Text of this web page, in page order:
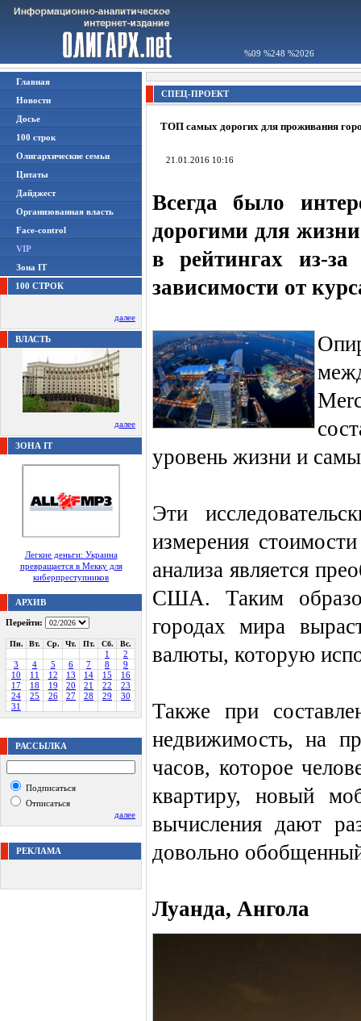
%09 %248 %2026
Главная
Новости
Досье
100 строк
Олигархические семьи
Цитаты
Дайджест
Организованная власть
Face-control
VIP
Зона IT
100 СТРОК
далее
ВЛАСТЬ
далее
ЗОНА IT
Легкие деньги: Украина
превращается в Мекку для
киберпреступников
АРХИВ
Перейти:
Пн. Вт. Ср. Чт. Пт. Сб. Вс.
1
2
3
4 5 6 7 8
9
10
11 12 13 14 15
16
17
18 19 20 21 22
23
24
25 26 27 28 29
30
31
РАССЫЛКА
Подписаться
Отписаться
далее
РЕКЛАМА
СПЕЦ-ПРОЕКТ
ТОП самых дорогих для проживания
21.01.2016 10:16
Всегда было
дорогими для
в рейтингах из-
зависимости от
уровень жизни и
Эти
измерения
анализа является
США. Таким
городах мира
валюты, которую
Также при
недвижимость, на
часов, которое
квартиру, новый
вычисления дают
довольно
Луанда, Ангола